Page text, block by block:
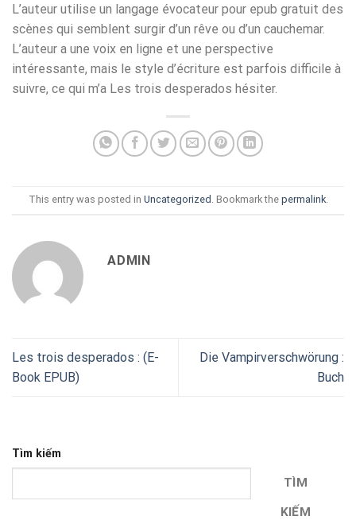
L’auteur utilise un langage évocateur pour epub gratuit des
scènes qui semblent surgir d’un rêve ou d’un cauchemar.
L’auteur a une voix en ligne et une perspective
intéressante, mais le style d’écriture est parfois difficile à
suivre, ce qui m’a Les trois desperados hésiter.
This entry was posted in Uncategorized . Bookmark the permalink.
ADMIN
Les trois desperados : (E-
Book EPUB)
Die Vampirverschwörung :
Buch
Tìm kiếm
TÌM
KIẾM